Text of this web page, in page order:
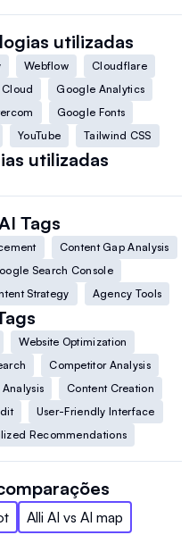
utilizadas
Webflow
Cloudflare
Google Analytics
Google Fonts
YouTube Tailwind CSS
utilizadas
Tags
Content Gap Analysis
Search Console
Strategy Agency Tools
Website Optimization
Competitor Analysis
Content Creation
User-Friendly Interface
Recommendations
Alli AI vs AI map